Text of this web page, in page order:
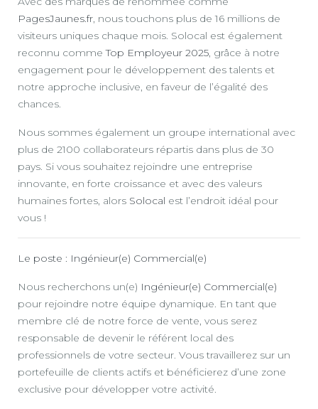
PagesJaunes.fr, nous touchons plus de 16 millions de
visiteurs uniques chaque mois. Solocal est également
reconnu commeTop Employeur 2025, grâce à notre
engagement pour le développement des talents et
notre approche inclusive, en faveur de l’égalité des
chances.
Nous sommes également un groupe international avec
plus de 2100 collaborateurs répartis dans plus de 30
pays. Si vous souhaitez rejoindre une entreprise
innovante, en forte croissance et avec des valeurs
humaines fortes, alors Solocal est l’endroit idéal pour
vous !
Le poste : Ingénieur(e) Commercial(e)
Nous recherchons un(e) Ingénieur(e) Commercial(e)
pour rejoindre notre équipe dynamique. En tant que
membre clé de notre force de vente, vous serez
responsable de devenir le référent local des
professionnels de votre secteur. Vous travaillerez sur un
portefeuille de clients actifs et bénéficierez d’une zone
exclusive pour développer votre activité.